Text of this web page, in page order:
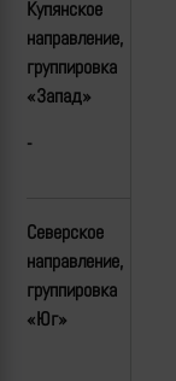
Купянское
направление,
группировка
«Запад»
-
Северское
направление,
группировка
«Юг»